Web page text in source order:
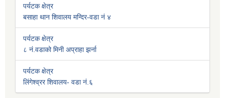
पर्यटक क्षेत्र
बसाहा थान शिवालय मन्दिर-वडा नं ४
पर्यटक क्षेत्र
८ नं.वडाको मिनी अप्राहा झर्ना
पर्यटक क्षेत्र
लिंगेश्व्रर शिवालय- वडा नं.६